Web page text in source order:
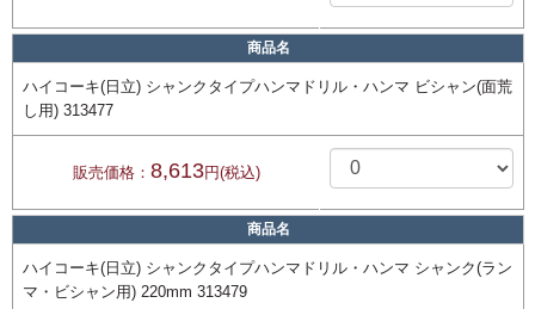
商品名
ハイコーキ(日立) シャンクタイプハンマドリル・ハンマ ビシャン(面荒
し用) 313477
販売価格： 8,613円(税込)
商品名
ハイコーキ(日立) シャンクタイプハンマドリル・ハンマ シャンク(ラン
マ・ビシャン用) 220mm 313479